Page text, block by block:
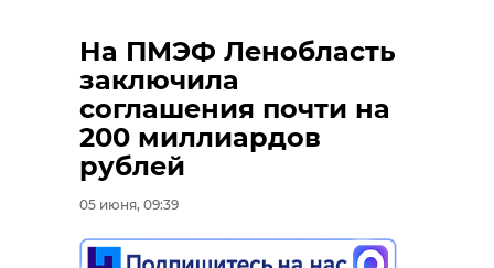
На ПМЭФ Ленобласть
заключила
соглашения почти на
200 миллиардов
рублей
05 июня, 09:39